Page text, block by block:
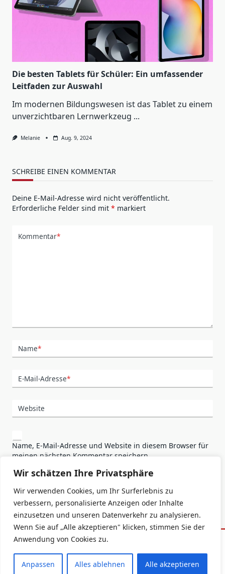
Wir schätzen Ihre Privatsphäre
Wir verwenden Cookies, um Ihr Surferlebnis zu
verbessern, personalisierte Anzeigen oder Inhalte
einzusetzen und unseren Datenverkehr zu analysieren.
Wenn Sie auf „Alle akzeptieren" klicken, stimmen Sie der
Anwendung von Cookies zu.
Anpassen Alles ablehnen Alle akzeptieren
Die besten Tablets für Schüler: Ein umfassender
Leitfaden zur Auswahl
Im modernen Bildungswesen ist das Tablet zu einem
unverzichtbaren Lernwerkzeug ...
Melanie Aug. 9, 2024
SCHREIBE EINEN KOMMENTAR
Deine E-Mail-Adresse wird nicht veröffentlicht.
Erforderliche Felder sind mit * markiert
Kommentar*
Name*
E-Mail-Adresse*
Website
Name, E-Mail-Adresse und Website in diesem Browser für
meinen nächsten Kommentar speichern.
Copyright © 2026 -Yuki Blogger ThemeByWP Moose